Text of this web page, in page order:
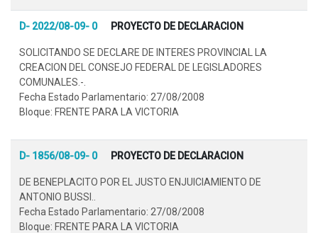
D- 2022/08-09- 0 PROYECTO DE DECLARACION
SOLICITANDO SE DECLARE DE INTERES PROVINCIAL LA
CREACION DEL CONSEJO FEDERAL DE LEGISLADORES
COMUNALES.-.
Fecha Estado Parlamentario: 27/08/2008
Bloque: FRENTE PARA LA VICTORIA
D- 1856/08-09- 0 PROYECTO DE DECLARACION
DE BENEPLACITO POR EL JUSTO ENJUICIAMIENTO DE
ANTONIO BUSSI..
Fecha Estado Parlamentario: 27/08/2008
Bloque: FRENTE PARA LA VICTORIA